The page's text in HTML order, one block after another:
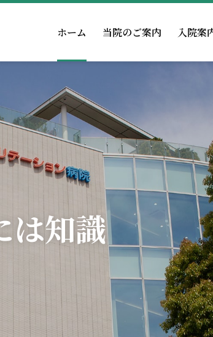
ホーム 当院のご案内
回復期リハとは
福利厚生 病院機能評価の
入院案
面会・お見舞いの方
知識